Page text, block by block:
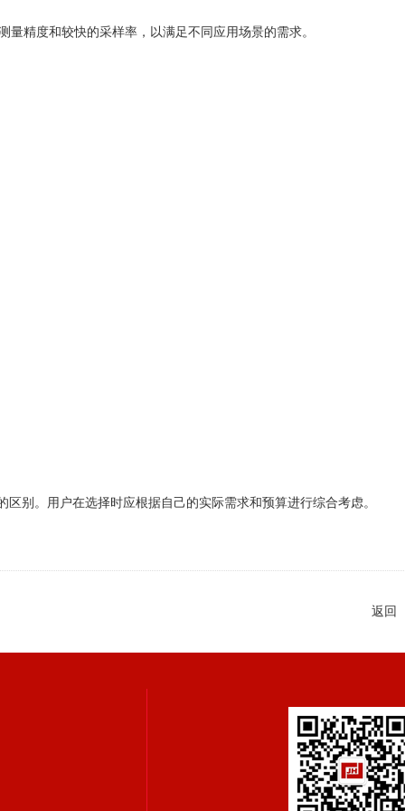
精度和较快的采样率，以满足不同应用场景的需求。
别。用户在选择时应根据自己的实际需求和预算进行综合考虑。
返回